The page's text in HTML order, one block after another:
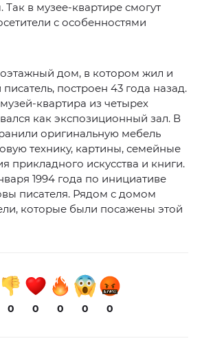
в музее-квартире смогут
с особенностями
дом, в котором жил и
построен 43 года назад.
квартира из четырех
как экспозиционный зал. В
оригинальную мебель
технику, картины, семейные
прикладного искусства и книги.
1994 года по инициативе
писателя. Рядом с домом
которые были посажены этой
0 0 0 0 0